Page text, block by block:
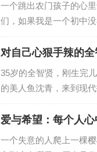
一个跳出农门孩子的心
们，如果我是一个初中
定不会。比较我们的成
对自己心狠手辣的
35岁的全智贤，刚生完
的美人鱼沈青，来到现
一世相爱。…
爱与希望：每个人
一个失意的人爬上一棵